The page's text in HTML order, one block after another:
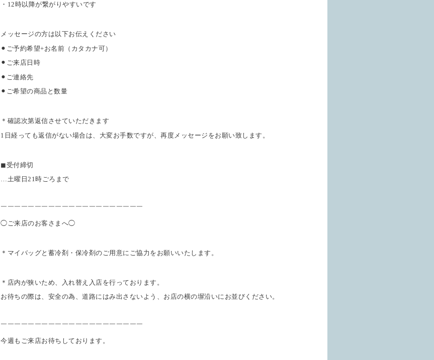
・12時以降が繋がりやすいです
メッセージの方は以下お伝えください
⚫︎ご予約希望+お名前（カタカナ可）
⚫︎ご来店日時
⚫︎ご連絡先
⚫︎ご希望の商品と数量
＊確認次第返信させていただきます
1日経っても返信がない場合は、大変お手数ですが、再度メッセージをお願い致します。
◼︎受付締切
…土曜日21時ごろまで
￣￣￣￣￣￣￣￣￣￣￣￣￣￣￣￣￣￣￣￣￣
◯ご来店のお客さまへ◯
＊マイバッグと蓄冷剤・保冷剤のご用意にご協力をお願いいたします。
＊店内が狭いため、入れ替え入店を行っております。
お待ちの際は、安全の為、道路にはみ出さないよう、お店の横の塀沿いにお並びください。
￣￣￣￣￣￣￣￣￣￣￣￣￣￣￣￣￣￣￣￣￣
今週もご来店お待ちしております。